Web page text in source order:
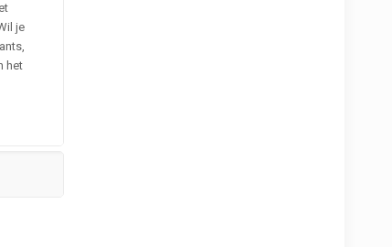
je
het